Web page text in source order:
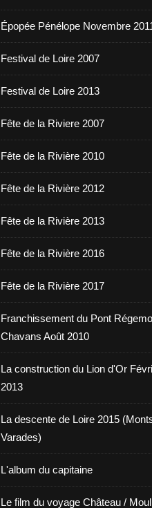
Épopée Pénélope Novembre
Festival de Loire 2007
Festival de Loire 2013
Fête de la Riviere 2007
Fête de la Rivière 2010
Fête de la Rivière 2012
Fête de la Rivière 2013
Fête de la Rivière 2016
Fête de la Rivière 2017
Franchissement du Pont
Chavans Août 2010
La construction du Lion d'Or
2013
La descente de Loire 2015
Varades)
L'album du capitaine
Le film du voyage Château /